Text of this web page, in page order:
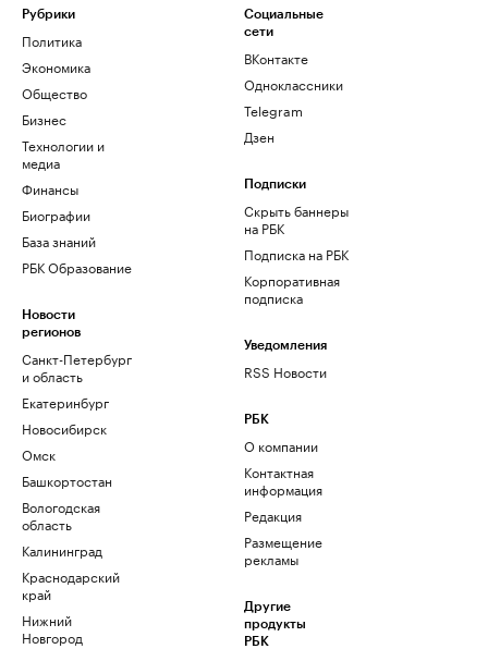
Рубрики
Политика
Экономика
Общество
Бизнес
Технологии и
медиа
Финансы
Биографии
База знаний
РБК Образование
Новости
регионов
Санкт-Петербург
и область
Екатеринбург
Новосибирск
Омск
Башкортостан
Вологодская
область
Калининград
Краснодарский
край
Нижний
Новгород
Социальные
сети
ВКонтакте
Одноклассники
Telegram
Дзен
Подписки
Скрыть баннеры
на РБК
Подписка на РБК
Корпоративная
подписка
Уведомления
RSS Новости
РБК
О компании
Контактная
информация
Редакция
Размещение
рекламы
Другие
продукты
РБК